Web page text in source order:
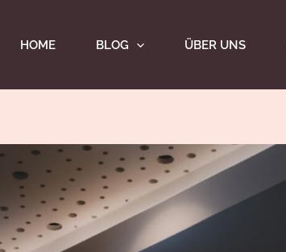
HOME BLOG ÜBER UNS